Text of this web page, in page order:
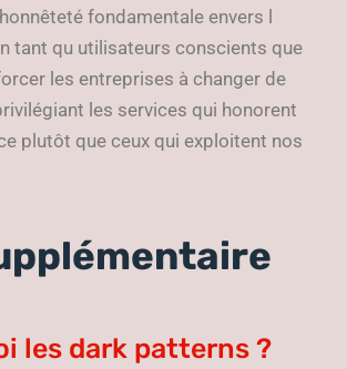
fondamentale envers l
tant qu utilisateurs conscients que
les entreprises à changer de
les services qui honorent
plutôt que ceux qui exploitent nos
les dark patterns ?